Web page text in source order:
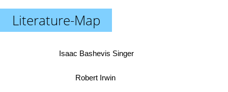
Literature-Map
Robert Irwin
Isaac Bashevis Singer